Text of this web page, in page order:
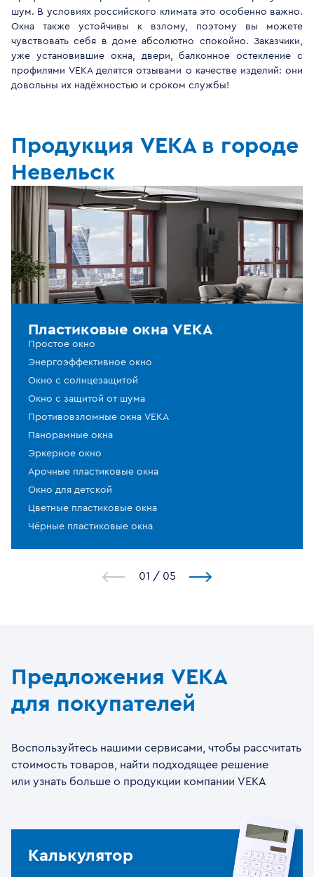
шум. В условиях российского климата это особенно важно.
Окна также устойчивы к взлому, поэтому вы можете
чувствовать себя в доме абсолютно спокойно. Заказчики,
уже установившие окна, двери, балконное остекление с
профилями VEKA делятся отзывами о качестве изделий: они
довольны их надёжностью и сроком службы!
Продукция VEKA в городе
Невельск
Пластиковые окна VEKA
Простое окно
Энергоэффективное окно
Окно с солнцезащитой
Окно с защитой от шума
Противовзломные окна VEKA
Панорамные окна
Эркерное окно
Арочные пластиковые окна
Окно для детской
Цветные пластиковые окна
Чёрные пластиковые окна
1 / 5
Предложения VEKA
для покупателей
Воспользуйтесь нашими сервисами, чтобы рассчитать
стоимость товаров, найти подходящее решение
или узнать больше о продукции компании VEKA
Калькулятор